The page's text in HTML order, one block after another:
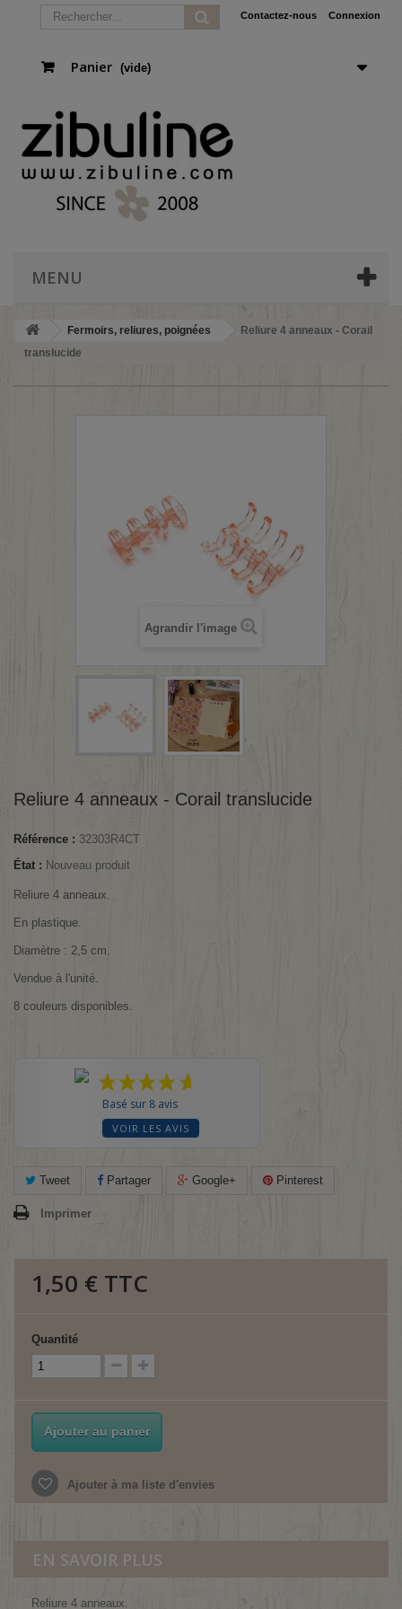
Connexion
Contactez-nous
Panier (vide)
MENU
Fermoirs, reliures, poignées
Reliure 4 anneaux - Corail
translucide
Agrandir l'image
Reliure 4 anneaux - Corail translucide
Référence : 32303R4CT
État : Nouveau produit
Reliure 4 anneaux.
En plastique.
Diamètre : 2,5 cm.
Vendue à l'unité.
8 couleurs disponibles.
Basé sur 8 avis
VOIR LES AVIS
Tweet Partager Google+ Pinterest
Imprimer
1,50 € TTC
Quantité
Ajouter au panier
Ajouter à ma liste d'envies
EN SAVOIR PLUS
Reliure 4 anneaux.